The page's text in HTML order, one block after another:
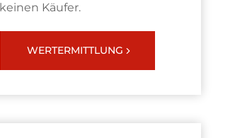
keinen Käufer.
WERTERMITTLUNG